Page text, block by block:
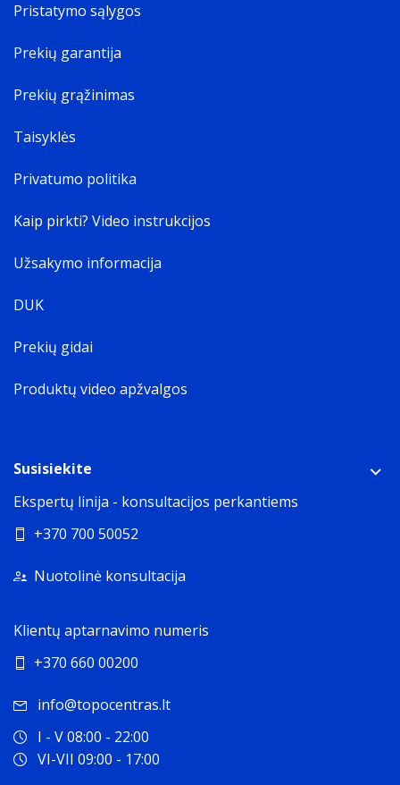
Pristatymo sąlygos
Prekių garantija
Prekių grąžinimas
Taisyklės
Privatumo politika
Kaip pirkti? Video instrukcijos
Užsakymo informacija
DUK
Prekių gidai
Produktų video apžvalgos
Susisiekite
Ekspertų linija - konsultacijos perkantiems
+370 700 50052
Nuotolinė konsultacija
Klientų aptarnavimo numeris
+370 660 00200
info@topocentras.lt
I - V 08:00 - 22:00
VI-VII 09:00 - 17:00